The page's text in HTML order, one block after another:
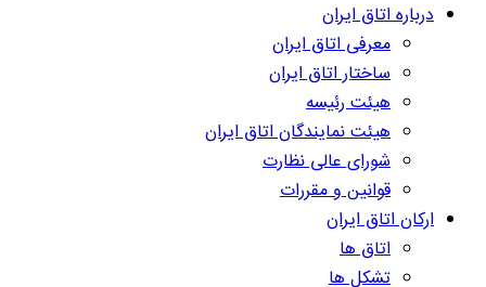
درباره اتاق ایران
معرفی اتاق ایران
ساختار اتاق ایران
هیئت رئیسه
هیئت نمایندگان اتاق ایران
شورای عالی نظارت
قوانین و مقررات
ارکان اتاق ایران
اتاق ها
تشکل ها